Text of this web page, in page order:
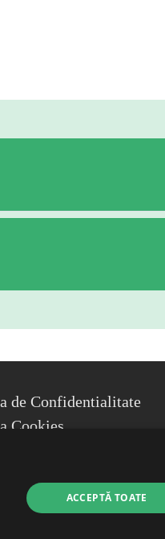
MENU
de Confidentialitate
Cookies
si Conditii
ACCEPTĂ TOATE